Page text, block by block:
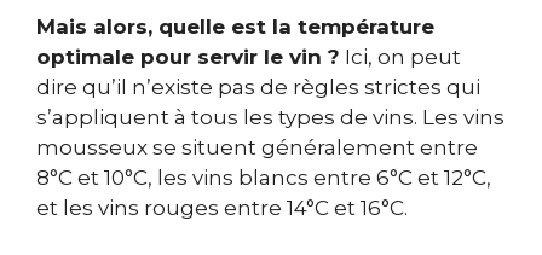
Mais alors, quelle est la température
optimale pour servir le vin ? Ici, on peut
dire qu’il n’existe pas de règles strictes qui
s’appliquent à tous les types de vins. Les vins
mousseux se situent généralement entre
8°C et 10°C, les vins blancs entre 6°C et 12°C,
et les vins rouges entre 14°C et 16°C.